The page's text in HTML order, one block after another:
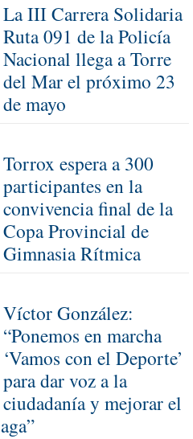
La III Carrera Solidaria
Ruta 091 de la Policía
Nacional llega a Torre
del Mar el próximo 23
de mayo
Torrox espera a 300
participantes en la
convivencia final de la
Copa Provincial de
Gimnasia Rítmica
Víctor González:
“Ponemos en marcha
‘Vamos con el Deporte’
para dar voz a la
ciudadanía y mejorar el